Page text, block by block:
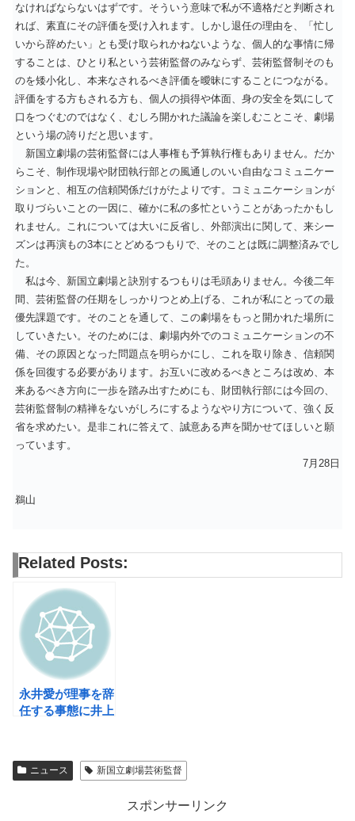
なければならないはずです。そういう意味で私が不適格だと判断され
れば、素直にその評価を受け入れます。しかし退任の理由を、「忙し
いから辞めたい」とも受け取られかねないような、個人的な事情に帰
することは、ひとり私という芸術監督のみならず、芸術監督制そのも
のを矮小化し、本来なされるべき評価を曖昧にすることにつながる。
評価をする方もされる方も、個人の損得や体面、身の安全を気にして
口をつぐむのではなく、むしろ開かれた議論を楽しむことこそ、劇場
という場の誇りだと思います。
新国立劇場の芸術監督には人事権も予算執行権もありません。だか
らこそ、制作現場や財団執行部との風通しのいい自由なコミュニケー
ションと、相互の信頼関係だけがたよりです。コミュニケーションが
取りづらいことの一因に、確かに私の多忙ということがあったかもし
れません。これについては大いに反省し、外部演出に関して、来シー
ズンは再演もの3本にとどめるつもりで、そのことは既に調整済みでし
た。
私は今、新国立劇場と訣別するつもりは毛頭ありません。今後二年
間、芸術監督の任期をしっかりつとめ上げる、これが私にとっての最
優先課題です。そのことを通して、この劇場をもっと開かれた場所に
していきたい。そのためには、劇場内外でのコミュニケーションの不
備、その原因となった問題点を明らかにし、これを取り除き、信頼関
係を回復する必要があります。お互いに改めるべきところは改め、本
来あるべき方向に一歩を踏み出すためにも、財団執行部には今回の、
芸術監督制の精禅をないがしろにするようなやり方について、強く反
省を求めたい。是非これに答えて、誠意ある声を聞かせてほしいと願
っています。
7月28日
鵜山
Related Posts:
永井愛が理事を辞
任する事態に井上
省と再生を願う演
劇人の声明」 を
ニュース 新国立劇場芸術監督
スポンサーリンク